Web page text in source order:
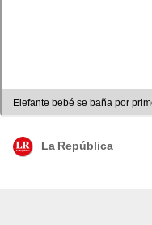
Elefante bebé se baña por
La República